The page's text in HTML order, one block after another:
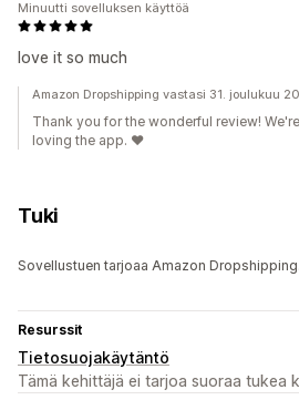
love it so much
Minuutti sovelluksen käyttöä
Amazon Dropshipping vastasi 31. joulukuu
Thank you for the wonderful review!
loving the app. ♥️
Tuki
Sovellustuen tarjoaa Amazon Dropshipping.
Resurssit
Tietosuojakäytäntö
Tämä kehittäjä ei tarjoa suoraa tukea